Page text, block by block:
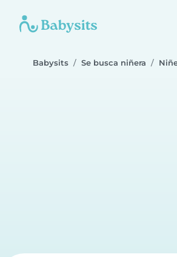
Babysits Se busca niñera